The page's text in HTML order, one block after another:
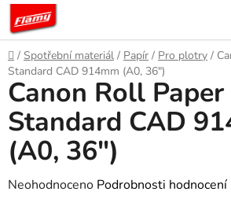
Přejít
obsah
Domů
/ Spotřební materiál / Papír / Pro plotry /
Standard CAD 914mm (A0, 36")
Canon Roll Paper
Standard CAD
(A0, 36")
Průměrné
Neohodnoceno Podrobnosti hodnocení